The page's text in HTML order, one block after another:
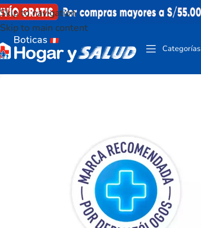
Skip to navigation
Skip to main content
Categorías